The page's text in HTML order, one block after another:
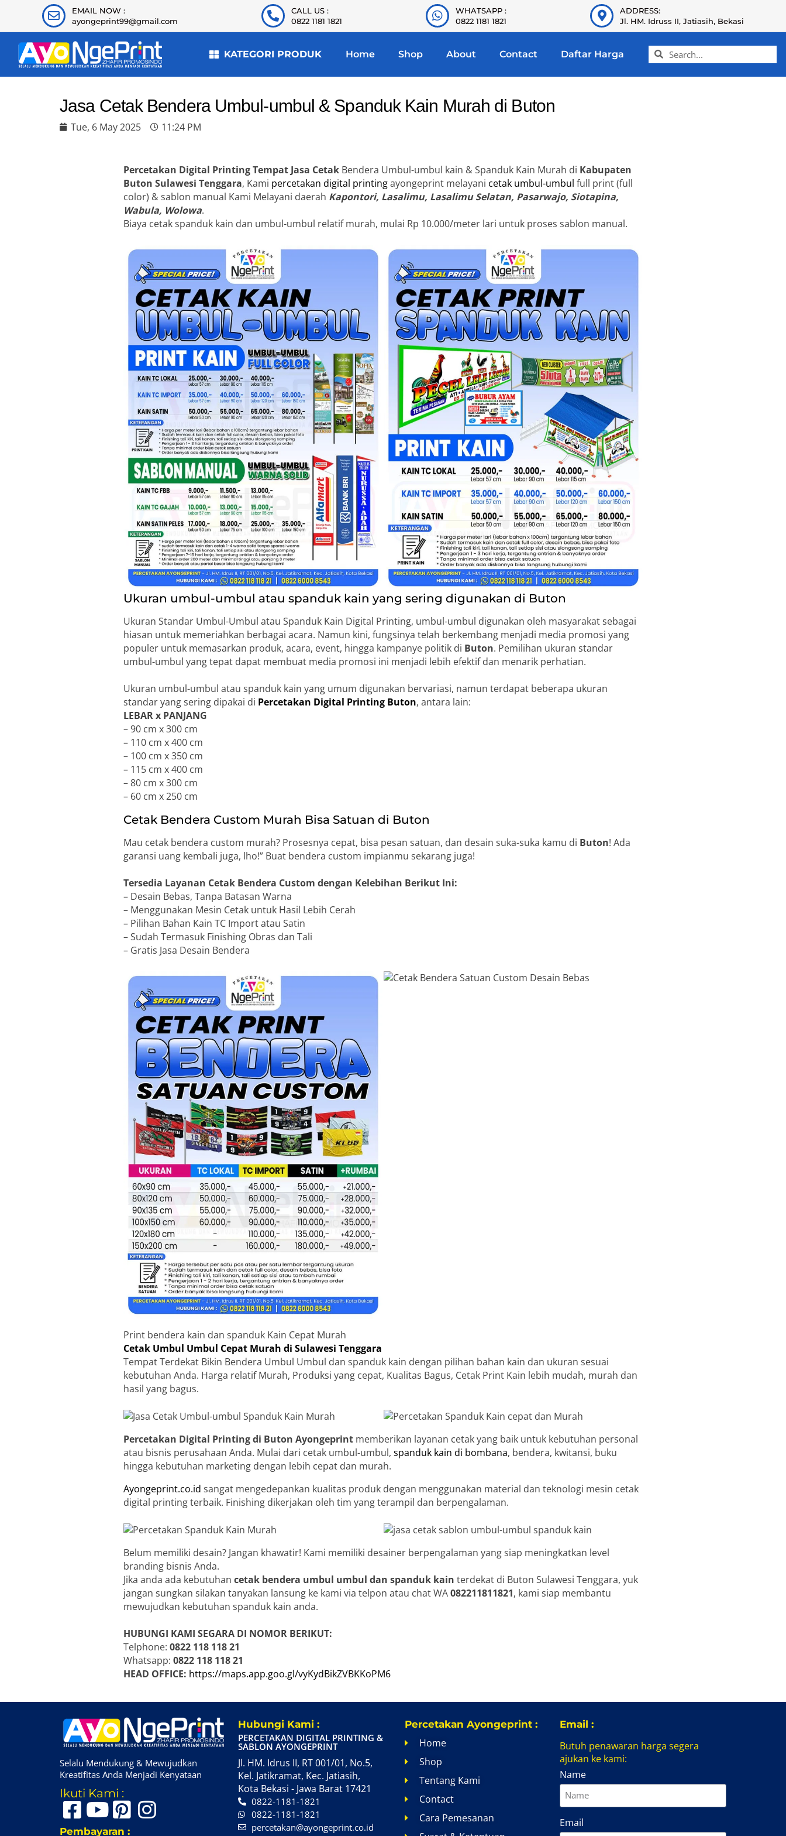
EMAIL NOW :
ayongeprint99@gmail.com
CALL US :
0822 1181 1821
WHATSAPP :
0822 1181 1821
ADDRESS:
Jl. HM. Idruss II, Jatiasih, Bekasi
KATEGORI PRODUK Home Shop About Contact Daftar Harga
Jasa Cetak Bendera Umbul-umbul & Spanduk Kain Murah di Buton
Tue, 6 May 2025 11:24 PM
Percetakan Digital Printing Tempat Jasa Cetak Bendera Umbul-umbul kain & Spanduk Kain Murah di Kabupaten
Buton Sulawesi Tenggara, Kami percetakan digital printingayongeprint melayani cetak umbul-umbul full print (full
color) & sablon manual Kami Melayani daerah Kapontori, Lasalimu, Lasalimu Selatan, Pasarwajo, Siotapina,
Wabula, Wolowa.
Biaya cetak spanduk kain dan umbul-umbul relatif murah, mulai Rp 10.000/meter lari untuk proses sablon manual.
Ukuran umbul-umbul atau spanduk kain yang sering digunakan di Buton
Ukuran Standar Umbul-Umbul atau Spanduk Kain Digital Printing, umbul-umbul digunakan oleh masyarakat sebagai
hiasan untuk memeriahkan berbagai acara. Namun kini, fungsinya telah berkembang menjadi media promosi yang
populer untuk memasarkan produk, acara, event, hingga kampanye politik di Buton. Pemilihan ukuran standar
umbul-umbul yang tepat dapat membuat media promosi ini menjadi lebih efektif dan menarik perhatian.
Ukuran umbul-umbul atau spanduk kain yang umum digunakan bervariasi, namun terdapat beberapa ukuran
standar yang sering dipakai di Percetakan Digital Printing Buton, antara lain:
LEBAR x PANJANG
– 90 cm x 300 cm
– 110 cm x 400 cm
– 100 cm x 350 cm
– 115 cm x 400 cm
– 80 cm x 300 cm
– 60 cm x 250 cm
Cetak Bendera Custom Murah Bisa Satuan di Buton
Mau cetak bendera custom murah? Prosesnya cepat, bisa pesan satuan, dan desain suka-suka kamu di Buton! Ada
garansi uang kembali juga, lho!” Buat bendera custom impianmu sekarang juga!
Tersedia Layanan Cetak Bendera Custom dengan Kelebihan Berikut Ini:
– Desain Bebas, Tanpa Batasan Warna
– Menggunakan Mesin Cetak untuk Hasil Lebih Cerah
– Pilihan Bahan Kain TC Import atau Satin
– Sudah Termasuk Finishing Obras dan Tali
– Gratis Jasa Desain Bendera
Print bendera kain dan spanduk Kain Cepat Murah
Cetak Umbul Umbul Cepat Murah di Sulawesi Tenggara
Tempat Terdekat Bikin Bendera Umbul Umbul dan spanduk kain dengan pilihan bahan kain dan ukuran sesuai
kebutuhan Anda. Harga relatif Murah, Produksi yang cepat, Kualitas Bagus, Cetak Print Kain lebih mudah, murah dan
hasil yang bagus.
Percetakan Digital Printing di Buton Ayongeprint memberikan layanan cetak yang baik untuk kebutuhan personal
atau bisnis perusahaan Anda. Mulai dari cetak umbul-umbul,spanduk kain di bombana, bendera, kwitansi, buku
hingga kebutuhan marketing dengan lebih cepat dan murah.
Ayongeprint.co.id sangat mengedepankan kualitas produk dengan menggunakan material dan teknologi mesin cetak
digital printing terbaik. Finishing dikerjakan oleh tim yang terampil dan berpengalaman.
Belum memiliki desain? Jangan khawatir! Kami memiliki desainer berpengalaman yang siap meningkatkan level
branding bisnis Anda.
Jika anda ada kebutuhancetak bendera umbul umbul dan spanduk kain terdekat di Buton Sulawesi Tenggara, yuk
jangan sungkan silakan tanyakan lansung ke kami via telpon atau chat WA082211811821, kami siap membantu
mewujudkan kebutuhan spanduk kain anda.
HUBUNGI KAMI SEGARA DI NOMOR BERIKUT:
Telphone:0822 118 118 21
Whatsapp:0822 118 118 21
HEAD OFFICE: https://maps.app.goo.gl/vyKydBikZVBKKoPM6
Selalu Mendukung & Mewujudkan
Kreatifitas Anda Menjadi Kenyataan
Ikuti Kami :
Pembayaran :
Hubungi Kami :
PERCETAKAN DIGITAL PRINTING &
SABLON AYONGEPRINT
Jl. HM. Idrus II, RT 001/01, No.5,
Kel. Jatikramat, Kec. Jatiasih,
Kota Bekasi - Jawa Barat 17421
0822-1181-1821
0822-1181-1821
percetakan@ayongeprint.co.id
Percetakan Ayongeprint :
Home
Shop
Tentang Kami
Contact
Cara Pemesanan
Email :
Butuh penawaran harga segera
ajukan ke kami:
Name
Email